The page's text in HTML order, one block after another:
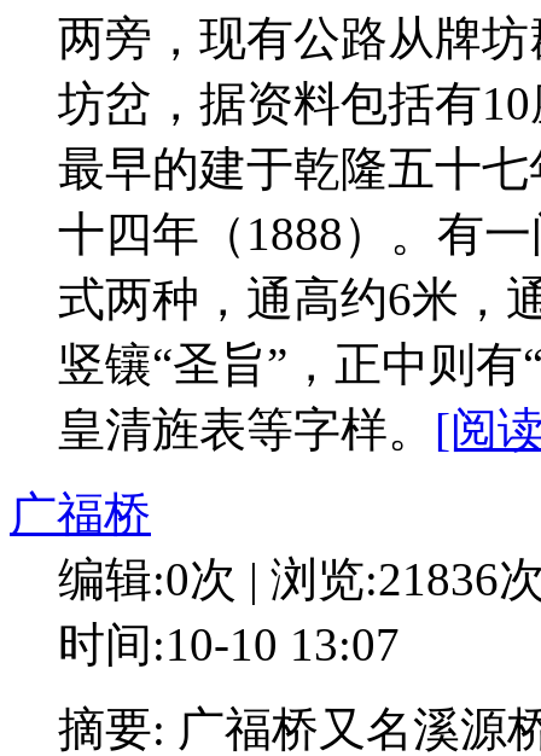
两旁，现有公路从牌
坊岔，据资料包括有
最早的建于乾隆五十
十四年（1888）。有
式两种，通高约6米，
竖镶“圣旨”，正中则
皇清旌表等字样。 [阅
广福桥
编辑:0次 | 浏览:21836
时间:10-10 13:07
摘要: 广福桥又名溪源